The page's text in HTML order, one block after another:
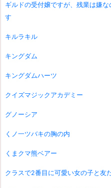
ギルドの受付嬢ですが、残業は嫌
す
キルラキル
キングダム
キングダムハーツ
クイズマジックアカデミー
グノーシア
くノ一ツバキの胸の内
くまクマ熊ベアー
クラスで2番目に可愛い女の子と友